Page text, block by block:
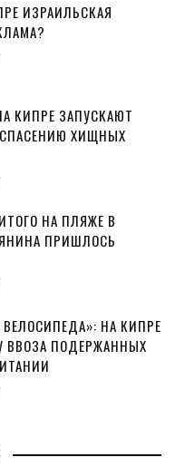
ИЗРАИЛЬСКАЯ
НА КИПРЕ ЗАПУСКАЮТ
ХИЩНЫХ
НА ПЛЯЖЕ В
ПРИШЛОСЬ
НА КИПРЕ
ВВОЗА ПОДЕРЖАННЫХ